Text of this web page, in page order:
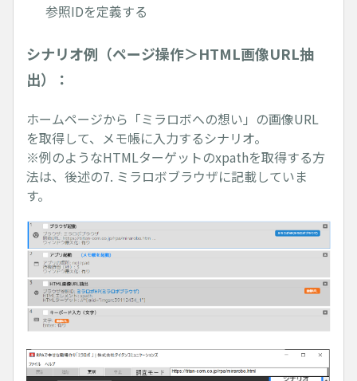
参照IDを定義する
シナリオ例（ページ操作＞HTML画像URL抽
出）：
ホームページから「ミラロボへの想い」の画像URL
を取得して、メモ帳に入力するシナリオ。
※例のようなHTMLターゲットのxpathを取得する方
法は、後述の7. ミラロボブラウザに記載していま
す。